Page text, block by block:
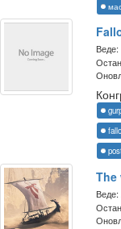
Веде:
The
Веде: